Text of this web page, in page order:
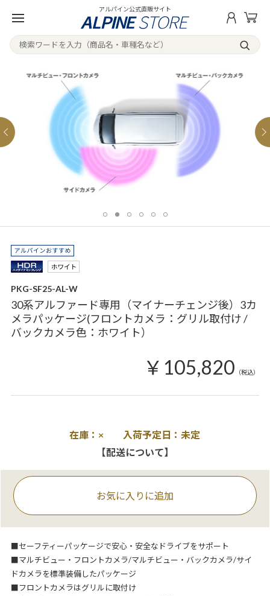
アルパイン公式直販サイト
PKG-SF25-AL-W
30系アルファード専用（マイナーチェンジ後）3カ
メラパッケージ(フロントカメラ：グリル取付け /
バックカメラ色：ホワイト）
￥105,820 （税込）
在庫：× 入荷予定日：未定
【配送について】
お気に入りに追加
■セーフティーパッケージで安心・安全なドライブをサポート
■マルチビュー・フロントカメラ/マルチビュー・バックカメラ/サイ
ドカメラを標準装備したパッケージ
■フロントカメラはグリルに取付け